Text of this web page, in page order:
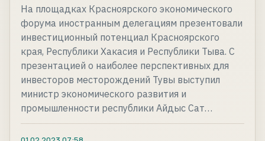
На площадках Красноярского экономического
форума иностранным делегациям презентовали
инвестиционный потенциал Красноярского
края, Республики Хакасия и Республики Тыва. С
презентацией о наиболее перспективных для
инвесторов месторождений Тувы выступил
министр экономического развития и
промышленности республики Айдыс Сат…